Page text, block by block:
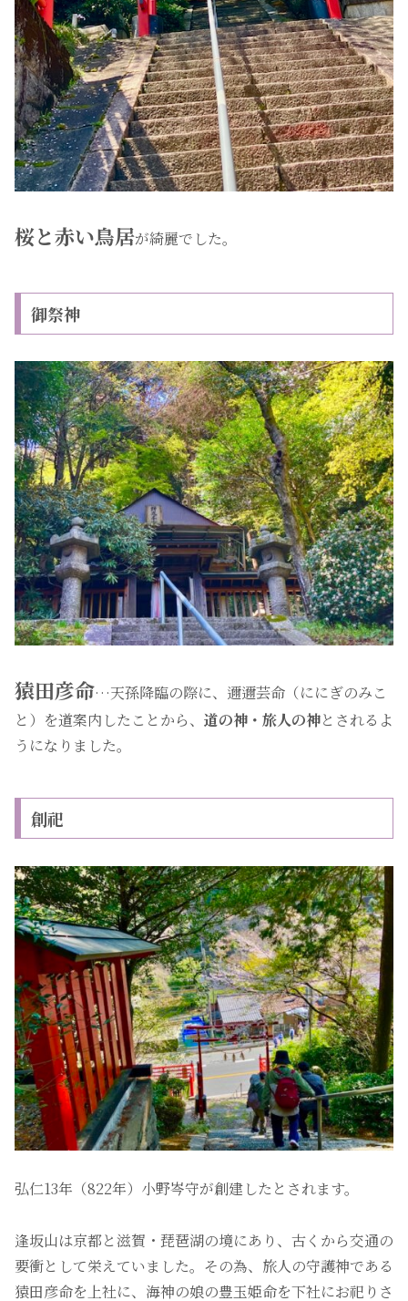
桜と赤い鳥居が綺麗でした。
御祭神
猿田彦命…天孫降臨の際に、邇邇芸命（ににぎのみこ
と）を道案内したことから、 道の神・旅人の神とされるよ
うになりました。
創祀
弘仁13年（822年）小野岑守が創建したとされます。
逢坂山は京都と滋賀・琵琶湖の境にあり、古くから交通の
要衝として栄えていました。その為、旅人の守護神である
猿田彦命を上社に、海神の娘の豊玉姫命を下社にお祀りさ